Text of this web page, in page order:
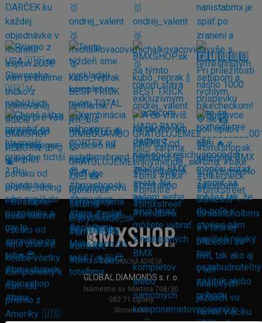
FAKTURAČNÁ ADRESA
GLOBAL DIAMONDS s. r. o.
Námestie sv. Martina 708/30
082 71 Lipany
Slovensko